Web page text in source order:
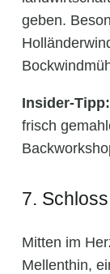
geben.
Insider-Tipp:
frisch
7.
Mitten im
Mellenthin,